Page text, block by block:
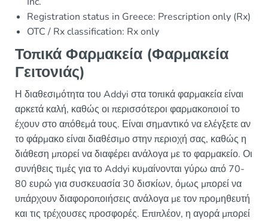
Registration status in Greece: Prescription only (Rx)
OTC / Rx classification: Rx only
Τοπικά Φαρμακεία (Φαρμακεία
Γειτονιάς)
Η διαθεσιμότητα του Addyi στα τοπικά φαρμακεία είναι
αρκετά καλή, καθώς οι περισσότεροι φαρμακοποιοί το
έχουν στο απόθεμά τους. Είναι σημαντικό να ελέγξετε αν
το φάρμακο είναι διαθέσιμο στην περιοχή σας, καθώς η
διάθεση μπορεί να διαφέρει ανάλογα με το φαρμακείο. Οι
συνήθεις τιμές για το Addyi κυμαίνονται γύρω από 70-
80 ευρώ για συσκευασία 30 δισκίων, όμως μπορεί να
υπάρχουν διαφοροποιήσεις ανάλογα με τον προμηθευτή
και τις τρέχουσες προσφορές. Επιπλέον, η αγορά μπορεί